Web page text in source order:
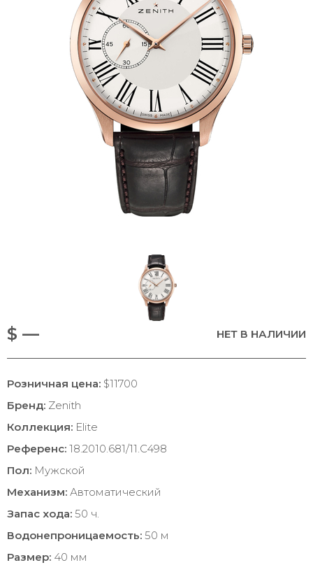
$ — НЕТ В НАЛИЧИИ
Розничная цена: $11700
Бренд: Zenith
Коллекция: Elite
Референс: 18.2010.681/11.C498
Пол: Мужской
Механизм: Автоматический
Запас хода: 50 ч.
Водонепроницаемость: 50 м
Размер: 40 мм